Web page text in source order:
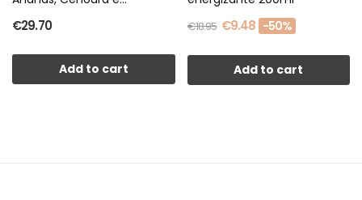
€29.70
Add to cart
€18.95 €9.48 -50%
Add to cart